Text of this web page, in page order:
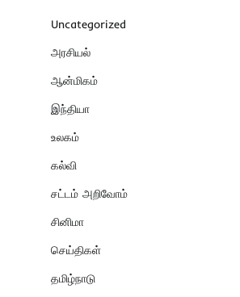
Uncategorized
அரசியல்
ஆன்மிகம்
இந்தியா
உலகம்
கல்வி
சட்டம் அறிவோம்
சினிமா
செய்திகள்
தமிழ்நாடு